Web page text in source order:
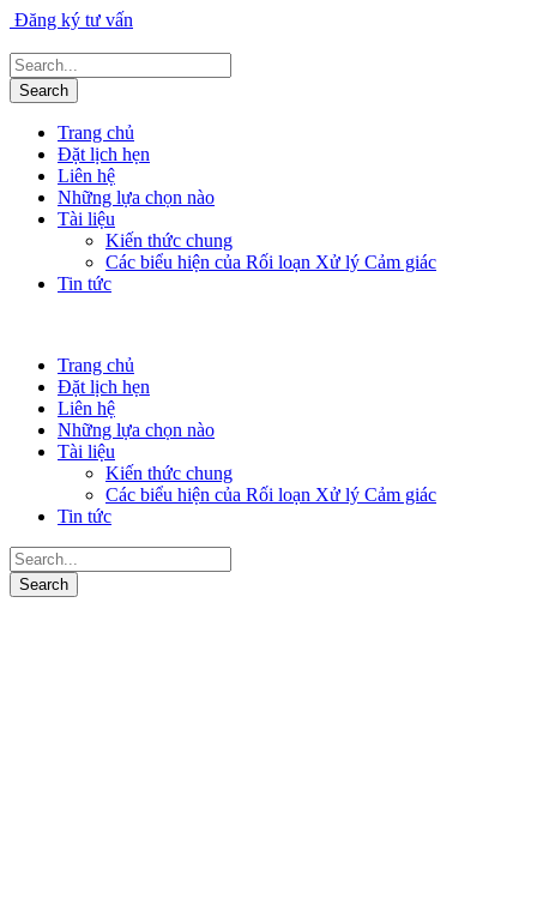
Đăng ký tư vấn
Trang chủ
Đặt lịch hẹn
Liên hệ
Những lựa chọn nào
Tài liệu
Kiến thức chung
Các biểu hiện của Rối loạn Xử lý Cảm giác
Tin tức
Trang chủ
Đặt lịch hẹn
Liên hệ
Những lựa chọn nào
Tài liệu
Kiến thức chung
Các biểu hiện của Rối loạn Xử lý Cảm giác
Tin tức